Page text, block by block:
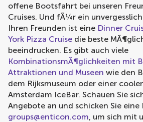
offene Bootsfahrt bei unseren
Cruises. Und fÃ¼r ein
Ihren Freunden ist eine Dinner
York Pizza Cruise die beste
beeindrucken. Es gibt auch viele
KombinationsmÃ¶glichkeiten mit
Attraktionen und Museen wie den
dem Rijksmuseum oder einer
Amsterdam IceBar. Schauen Sie
Angebote an und schicken Sie eine
groups@enticon.com, um sich mit